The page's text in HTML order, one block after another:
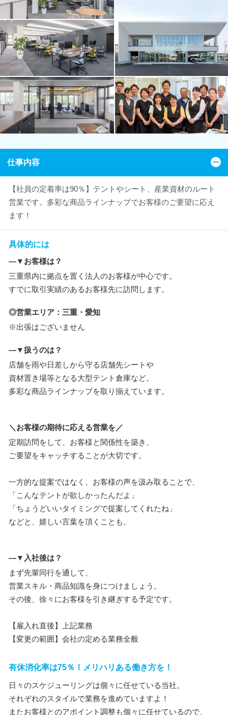
仕事内容
【社員の定着率は90％】テントやシート、産業資材のルート
営業です。多彩な商品ラインナップでお客様のご要望に応え
ます！
具体的には
―▼お客様は？
三重県内に拠点を置く法人のお客様が中心です。
すでに取引実績のあるお客様先に訪問します。
◎営業エリア：三重・愛知
※出張はございません
―▼扱うのは？
店舗を雨や日差しから守る店舗先シートや
資材置き場等となる大型テント倉庫など。
多彩な商品ラインナップを取り揃えています。
＼お客様の期待に応える営業を／
定期訪問をして、お客様と関係性を築き、
ご要望をキャッチすることが大切です。
一方的な提案ではなく、お客様の声を汲み取ることで、
「こんなテントが欲しかったんだよ」
「ちょうどいいタイミングで提案してくれたね」
などと、嬉しい言葉を頂くことも。
―▼入社後は？
まず先輩同行を通して、
営業スキル・商品知識を身につけましょう。
その後、徐々にお客様を引き継ぎする予定です。
【雇入れ直後】上記業務
【変更の範囲】会社の定める業務全般
有休消化率は75％！メリハリある働き方を！
日々のスケジューリングは個々に任せている当社。
それぞれのスタイルで業務を進めていますよ！
またお客様とのアポイント調整も個々に任せているので、